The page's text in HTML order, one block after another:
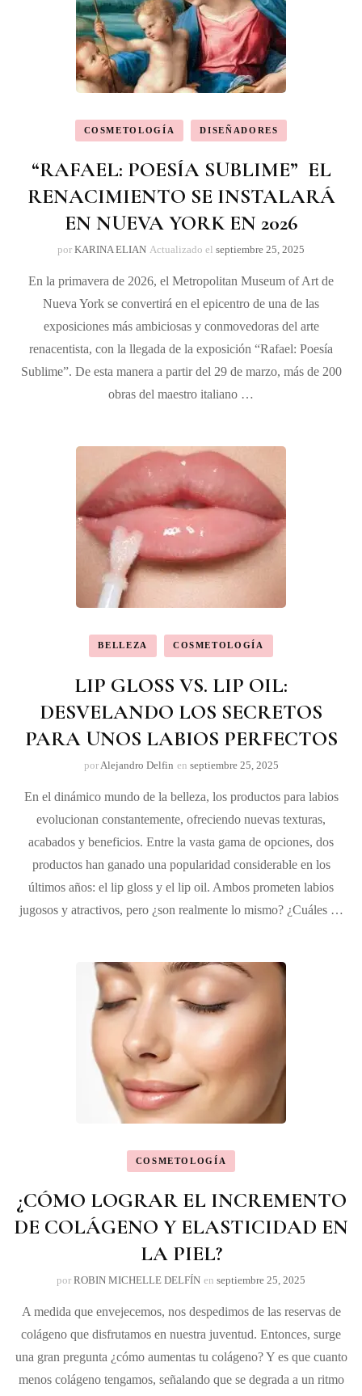
COSMETOLOGÍA DISEÑADORES
“RAFAEL: POESÍA SUBLIME” EL
RENACIMIENTO SE INSTALARÁ
EN NUEVA YORK EN 2026
por KARINA ELIAN Actualizado el septiembre 25, 2025
En la primavera de 2026, el Metropolitan Museum of Art de
Nueva York se convertirá en el epicentro de una de las
exposiciones más ambiciosas y conmovedoras del arte
renacentista, con la llegada de la exposición “Rafael: Poesía
Sublime”. De esta manera a partir del 29 de marzo, más de 200
obras del maestro italiano …
BELLEZA COSMETOLOGÍA
LIP GLOSS VS. LIP OIL:
DESVELANDO LOS SECRETOS
PARA UNOS LABIOS PERFECTOS
por Alejandro Delfin en septiembre 25, 2025
En el dinámico mundo de la belleza, los productos para labios
evolucionan constantemente, ofreciendo nuevas texturas,
acabados y beneficios. Entre la vasta gama de opciones, dos
productos han ganado una popularidad considerable en los
últimos años: el lip gloss y el lip oil. Ambos prometen labios
jugosos y atractivos, pero ¿son realmente lo mismo? ¿Cuáles …
COSMETOLOGÍA
¿CÓMO LOGRAR EL INCREMENTO
DE COLÁGENO Y ELASTICIDAD EN
LA PIEL?
por ROBIN MICHELLE DELFÍN en septiembre 25, 2025
A medida que envejecemos, nos despedimos de las reservas de
colágeno que disfrutamos en nuestra juventud. Entonces, surge
una gran pregunta ¿cómo aumentas tu colágeno? Y es que cuanto
menos colágeno tengamos, señalando que se degrada a un ritmo